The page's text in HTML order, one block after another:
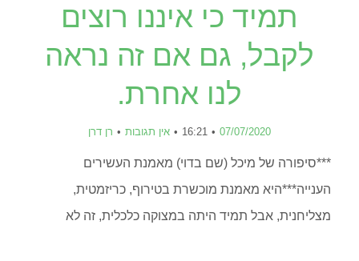
תמיד כי איננו רוצים
לקבל, גם אם זה נראה
לנו אחרת.
07/07/2020
16:21 אין תגובות רן דרן
***סיפורה של מיכל (שם בדוי) מאמנת העשירים
הענייה***היא מאמנת מוכשרת בטירוף, כריזמטית,
מצליחנית, אבל תמיד היתה במצוקה כלכלית, זה לא